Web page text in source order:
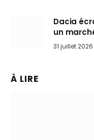
Dacia
un
31 juillet 2026
À LIRE